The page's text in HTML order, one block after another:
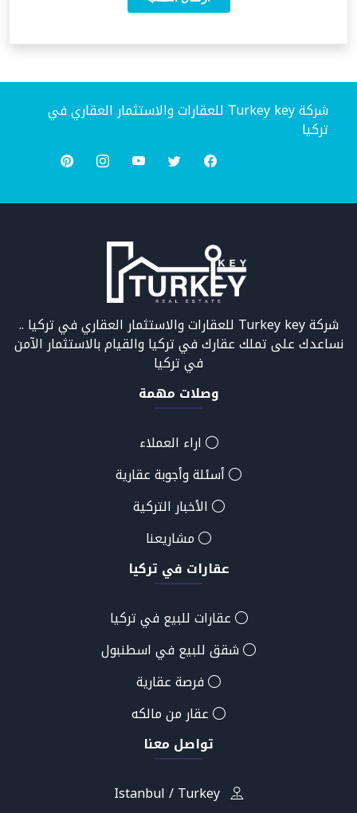
شركة Turkey key للعقارات والاستثمار العقاري في
تركيا
شركة Turkey key للعقارات والاستثمار العقاري في تركيا ..
نساعدك على تملك عقارك في تركيا والقيام بالاستثمار الآمن
في تركيا
وصلات مهمة
اراء العملاء
أسئلة وأجوبة عقارية
الأخبار التركية
مشاريعنا
عقارات في تركيا
عقارات للبيع في تركيا
شقق للبيع في اسطنبول
فرصة عقارية
عقار من مالكه
تواصل معنا
Istanbul / Turkey